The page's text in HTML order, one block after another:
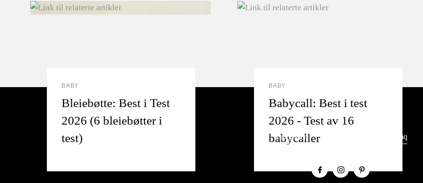
BABY
Bleiebøtte: Best i Test
2026 (6 bleiebøtter i
test)
BABY
Babycall: Best i test
2026 - Test av 16
babycaller
Kategorier Om oss Faq